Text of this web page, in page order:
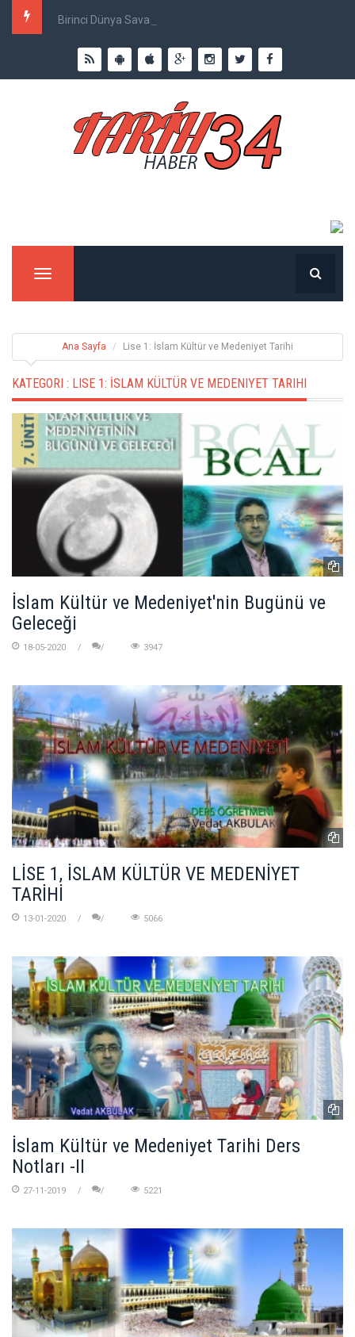
Birinci Dünya Savaşı`nda Ne Kadar İnsan Öldü?
Menu
Ana Sayfa Lise 1: İslam Kültür ve Medeniyet Tarihi
KATEGORI : LISE 1: İSLAM KÜLTÜR VE MEDENIYET TARIHI
İslam Kültür ve Medeniyet'nin Bugünü ve
Geleceği
18-05-2020 3947
LİSE 1, İSLAM KÜLTÜR VE MEDENİYET
TARİHİ
13-01-2020 5066
İslam Kültür ve Medeniyet Tarihi Ders
Notları -II
27-11-2019 5221